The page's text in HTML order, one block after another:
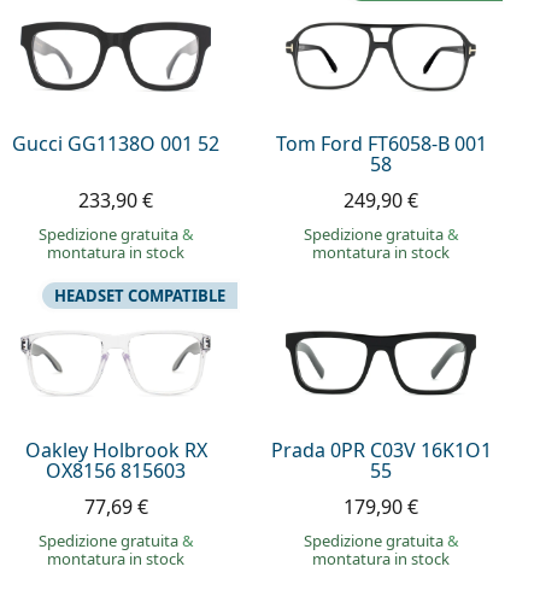
Gucci GG1138O 001 52
233,90 €
Spedizione gratuita&
montatura in stock
Tom Ford FT6058-B 001
58
249,90 €
Spedizione gratuita&
montatura in stock
Oakley Holbrook RX
OX8156 815603
HEADSET COMPATIBLE
77,69 €
Spedizione gratuita&
montatura in stock
Prada 0PR C03V 16K1O1
55
179,90 €
Spedizione gratuita&
montatura in stock